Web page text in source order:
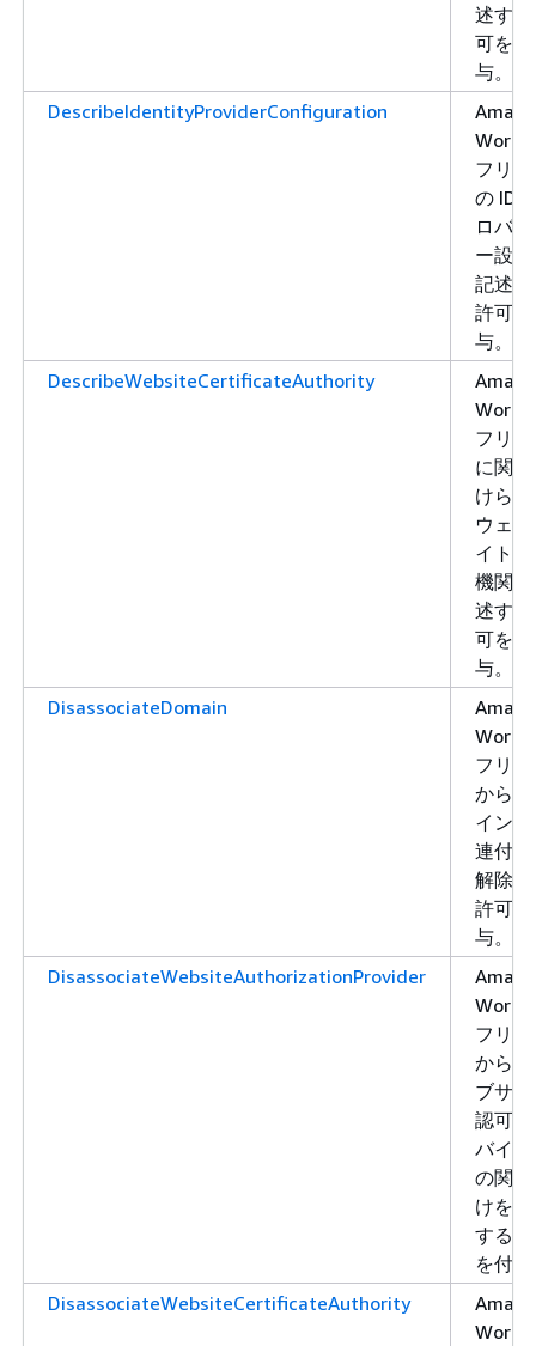
述す
可を付
与。
DescribeIdentityProviderConfiguration
フリ
の ID
ロバ
ー設
記述
許可
与。
DescribeWebsiteCertificateAuthority
フリ
に関
けら
ウェ
イト
機関
述す
可を付
与。
DisassociateDomain
フリ
から
イン
連付
解除
許可
与。
DisassociateWebsiteAuthorizationProvider
フリ
から
ブサ
認可
バイ
の関
けを
する
を付
DisassociateWebsiteCertificateAuthority